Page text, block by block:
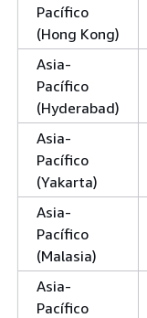
Pacífico
(Hong Kong)
Asia-
Pacífico
(Hyderabad)
Asia-
Pacífico
(Yakarta)
Asia-
Pacífico
(Malasia)
Asia-
Pacífico